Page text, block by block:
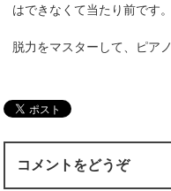
はできなくて当たり前です。
脱力をマスターして、ピア
コメントをどうぞ